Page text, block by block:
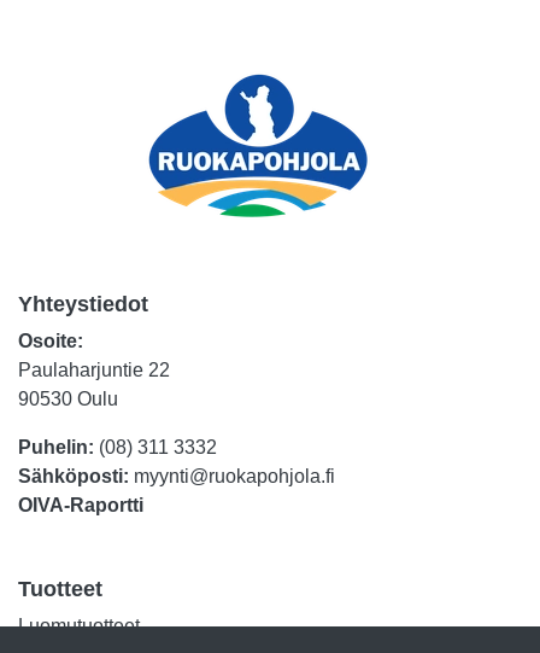
Yhteystiedot
Osoite:
Paulaharjuntie 22
90530 Oulu
Puhelin: (08) 311 3332
Sähköposti: myynti@ruokapohjola.fi
OIVA-Raportti
Tuotteet
Luomutuotteet